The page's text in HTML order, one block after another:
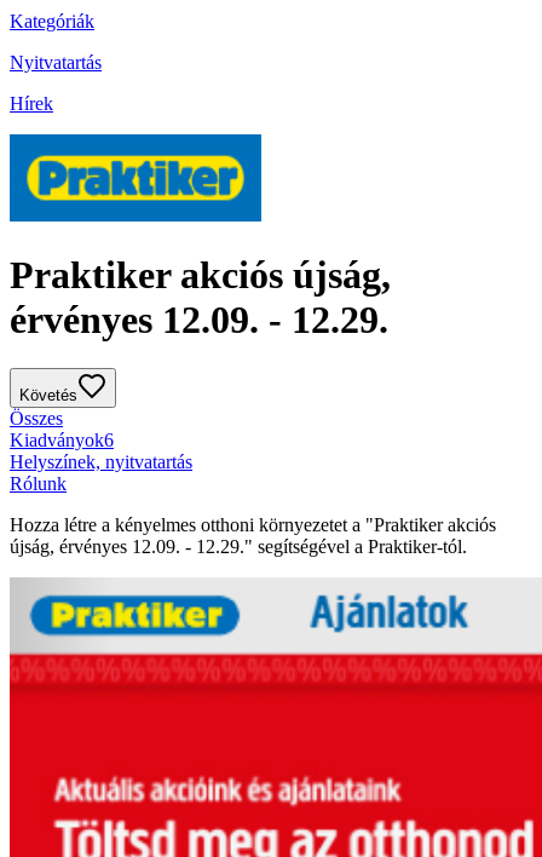
Kategóriák
Nyitvatartás
Hírek
Praktiker akciós újság,
érvényes 12.09. - 12.29.
Követés
Összes
Kiadványok6
Helyszínek, nyitvatartás
Rólunk
Hozza létre a kényelmes otthoni környezetet a "Praktiker akciós
újság, érvényes 12.09. - 12.29." segítségével a Praktiker-tól.